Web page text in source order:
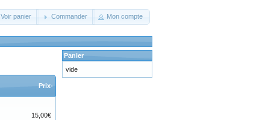
Voir panier Commander Mon compte
Prix-
15,00€
Panier
vide